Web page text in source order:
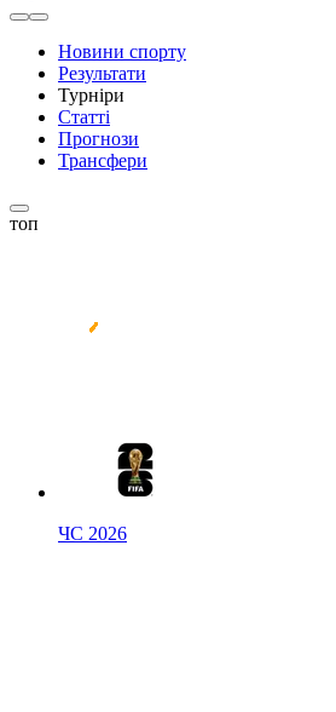
Новини спорту
Результати
Турніри
Статті
Прогнози
Трансфери
топ
ЧС 2026